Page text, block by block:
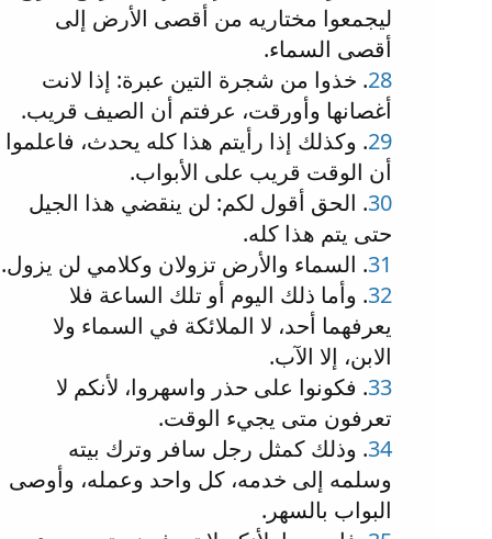
ليجمعوا مختاريه من أقصى الأرض إلى
أقصى السماء.
28. خذوا من شجرة التين عبرة: إذا لانت
أغصانها وأورقت، عرفتم أن الصيف قريب.
29. وكذلك إذا رأيتم هذا كله يحدث، فاعلموا
أن الوقت قريب على الأبواب.
30. الحق أقول لكم: لن ينقضي هذا الجيل
حتى يتم هذا كله.
31. السماء والأرض تزولان وكلامي لن يزول.
32. وأما ذلك اليوم أو تلك الساعة فلا
يعرفهما أحد، لا الملائكة في السماء ولا
الابن، إلا الآب.
33. فكونوا على حذر واسهروا، لأنكم لا
تعرفون متى يجيء الوقت.
34. وذلك كمثل رجل سافر وترك بيته
وسلمه إلى خدمه، كل واحد وعمله، وأوصى
البواب بالسهر.